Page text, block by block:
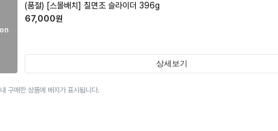
(품절) [스몰배치] 칠면조 슬라이더 396g
67,000원
상세보기
구매한 상품에 배지가 표시됩니다.